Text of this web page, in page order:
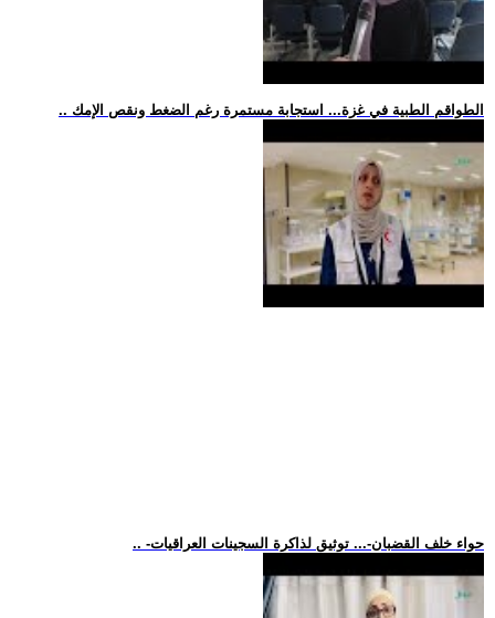
.. الطواقم الطبية في غزة... استجابة مستمرة رغم الضغط ونقص الإمك
.. -حواء خلف القضبان-... توثيق لذاكرة السجينات العراقيات